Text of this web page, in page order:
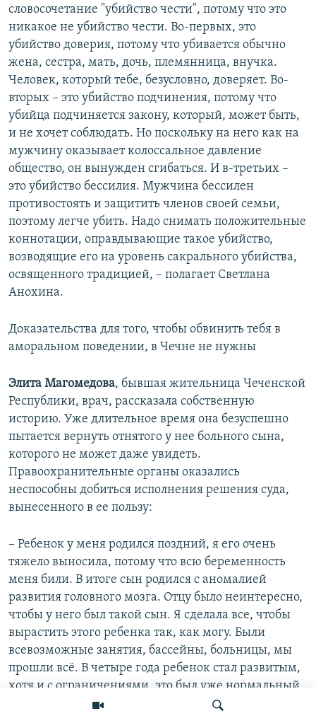
словосочетание "убийство чести", потому что это
никакое не убийство чести. Во-первых, это
убийство доверия, потому что убивается обычно
жена, сестра, мать, дочь, племянница, внучка.
Человек, который тебе, безусловно, доверяет. Во-
вторых – это убийство подчинения, потому что
убийца подчиняется закону, который, может быть,
и не хочет соблюдать. Но поскольку на него как на
мужчину оказывает колоссальное давление
общество, он вынужден сгибаться. И в-третьих –
это убийство бессилия. Мужчина бессилен
противостоять и защитить членов своей семьи,
поэтому легче убить. Надо снимать положительные
коннотации, оправдывающие такое убийство,
возводящие его на уровень сакрального убийства,
освященного традицией, – полагает Светлана
Анохина.
Доказательства для того, чтобы обвинить тебя в
аморальном поведении, в Чечне не нужны
Элита Магомедова, бывшая жительница Чеченской
Республики, врач, рассказала собственную
историю. Уже длительное время она безуспешно
пытается вернуть отнятого у нее больного сына,
которого не может даже увидеть.
Правоохранительные органы оказались
неспособны добиться исполнения решения суда,
вынесенного в ее пользу:
– Ребенок у меня родился поздний, я его очень
тяжело выносила, потому что всю беременность
меня били. В итоге сын родился с аномалией
развития головного мозга. Отцу было неинтересно,
чтобы у него был такой сын. Я сделала все, чтобы
вырастить этого ребенка так, как могу. Были
всевозможные занятия, бассейны, больницы, мы
прошли всё. В четыре года ребенок стал развитым,
хотя и с ограничениями, это был уже нормальный
ребенок. Тогда отец забрал его у меня и увез в